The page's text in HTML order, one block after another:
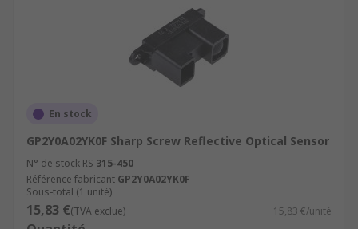
En stock
GP2Y0A02YK0F Sharp Screw Reflective Optical Sensor
N° de stock RS 315-450
Référence fabricant GP2Y0A02YK0F
Sous-total (1 unité)
15,83 €(TVA exclue) 15,83 €/unité